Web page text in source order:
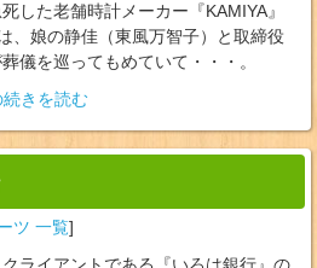
した老舗時計メーカー『KAMIYA』
、娘の静佳（東風万智子）と取締役
儀を巡ってもめていて・・・。
続きを読む
ツ 一覧]